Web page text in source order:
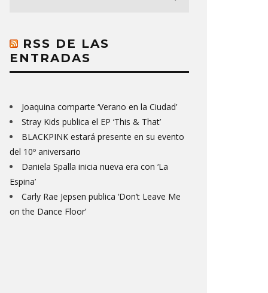
RSS DE LAS
ENTRADAS
Joaquina comparte ‘Verano en la Ciudad’
Stray Kids publica el EP ‘This & That’
BLACKPINK estará presente en su evento
del 10º aniversario
Daniela Spalla inicia nueva era con ‘La
Espina’
Carly Rae Jepsen publica ‘Don’t Leave Me
on the Dance Floor’